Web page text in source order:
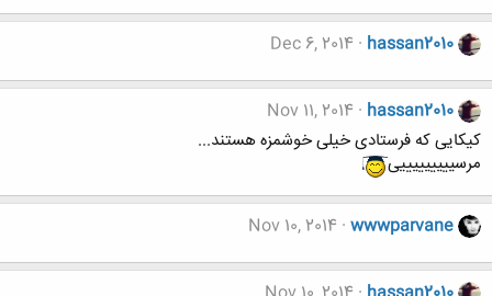
hassan2010
Dec 6, 2014
hassan2010
Nov 11, 2014
کیکایی که فرستادی خیلی خوشمزه هستند...
مرسیییییییییی
wwwparvane
Nov 10, 2014